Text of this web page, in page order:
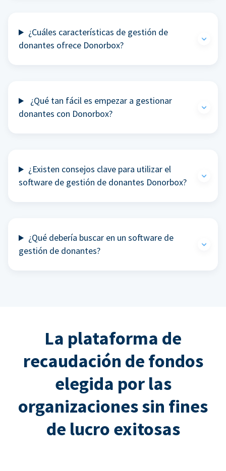
¿Cuáles características de gestión de
donantes ofrece Donorbox?
¿Qué tan fácil es empezar a gestionar
donantes con Donorbox?
¿Existen consejos clave para utilizar el
software de gestión de donantes Donorbox?
¿Qué debería buscar en un software de
gestión de donantes?
La plataforma de
recaudación de fondos
elegida por las
organizaciones sin fines
de lucro exitosas